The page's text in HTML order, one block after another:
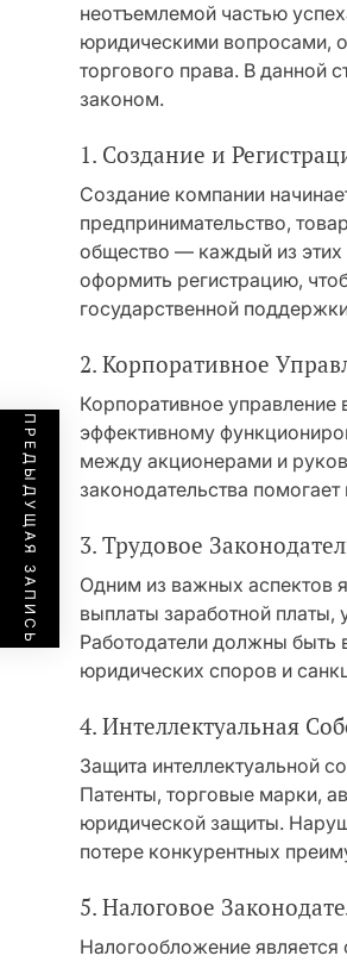
неотъемлемой частью
юридическими вопросами,
торгового права. В данной
законом.
1. Создание и
Создание компании
предпринимательство,
общество — каждый из этих
оформить регистрацию,
государственной
2. Корпоративное
Корпоративное
эффективному
между акционерами и
законодательства
3. Трудовое
Одним из важных аспектов
выплаты заработной платы,
Работодатели должны быть
юридических споров и
4. Интеллектуальная
Защита интеллектуальной
Патенты, торговые марки,
юридической защиты.
потере конкурентных
5. Налоговое
Налогообложение
ПРЕДЫДУЩАЯ ЗАПИСЬ